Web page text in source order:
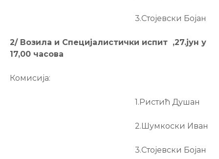
3.Стојевски Бојан
2/ Возила и Специјалистички испит ,27.јун у
17,00 часова
Комисија:
1.Ристић Душан
2.Шумкоски Иван
3.Стојевски Бојан